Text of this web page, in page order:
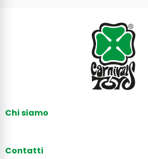
Chi siamo
Contatti